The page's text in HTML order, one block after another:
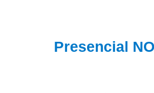
Presencial